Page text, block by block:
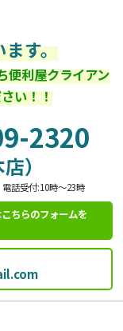
ます。
便利屋クライアン
い！！
2320
）
話受付:10時～23時
ちらのフォームを